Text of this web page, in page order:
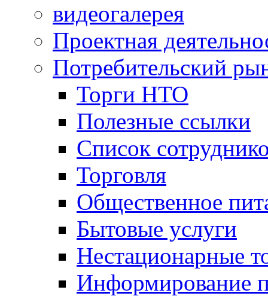
видеогалерея
Проектная
Потребительский
Торги НТО
Полезные ссылки
Список
Торговля
Общественное
Бытовые услуги
Нестационарные
Информирование